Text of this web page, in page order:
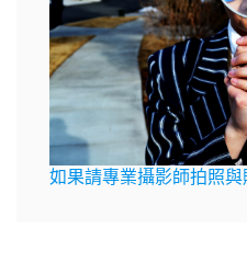
如果請專業攝影師拍照